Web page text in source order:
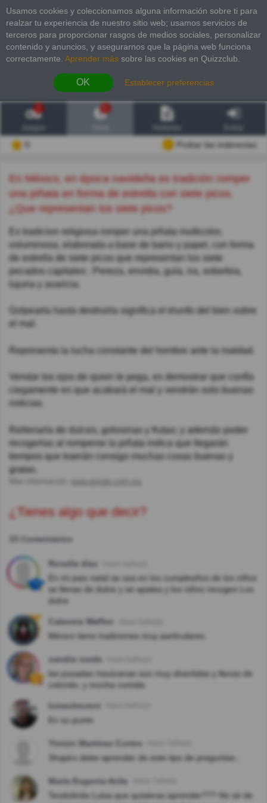
Usamos cookies y coleccionamos alguna información sobre ti para
realzar tu experiencia de nuestro sitio web; usamos servicios de
terceros para proporcionar rasgos de medios sociales, personalizar
contenido y anuncios, y asegurarnos que la página web funciona
correctamente. Aprender más sobre las cookies en Quizzclub.
OK Establecer preferencias
2
Probar las inderectas
En México, en época navideña es tradición romper
una piñata en forma de estrella con siete picos.
¿Que representan los siete picos?
Es tradicion religiosa romper una piñata multicolor,
voluminosa, elaborada a base de barro y papel, con forma
de estrella de siete picos que representan los siete
pecados capitales : Pereza, envidia, gula, ira, soberbia,
lujuria y avaricia.
Golpearla hasta destruirla significa el triunfo del bien sobre
el mal.
Representa la lucha constante del hombre ante la maldad.
Vendar los ojos de quien le pega, es demostrar que confía
ciegamente en que acabará el mal y vendrán solo buenas
noticias.
Rellenarla de dulces, golosinas y frutas; y además poder
recogerlas al romperse la piñata indica que llegarán
tiempos que traerán consigo muchas cosas buenas y
gratas.
www.google.com.mx
¿Tienes algo que decir?
15 Comentarios
Roselia diaz
En mi pais natal se usa en los cumpleaños de los niños
se llenas de dulce y se apalea y los niños recogen Los
dulce
Calavera Waffen
México tiene tradiciones muy particulares.
sandra rueda
las posadas mexicanas son muy divertidas y llenas de
colorido, y mucha comida
luisecheverri
En su punto
Tlotzin Martinez Cortes
Shapiro debe aprender de este tipo de preguntas...
Maria Eugenia Avila
Teodolinda Luisa que quisieras aprender??? No sé de